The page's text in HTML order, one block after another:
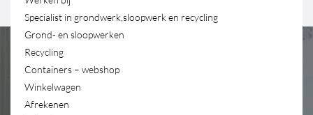
Specialist in grondwerk,sloopwerk en recycling
Grond- en sloopwerken
Recycling
Containers – webshop
Winkelwagen
Afrekenen